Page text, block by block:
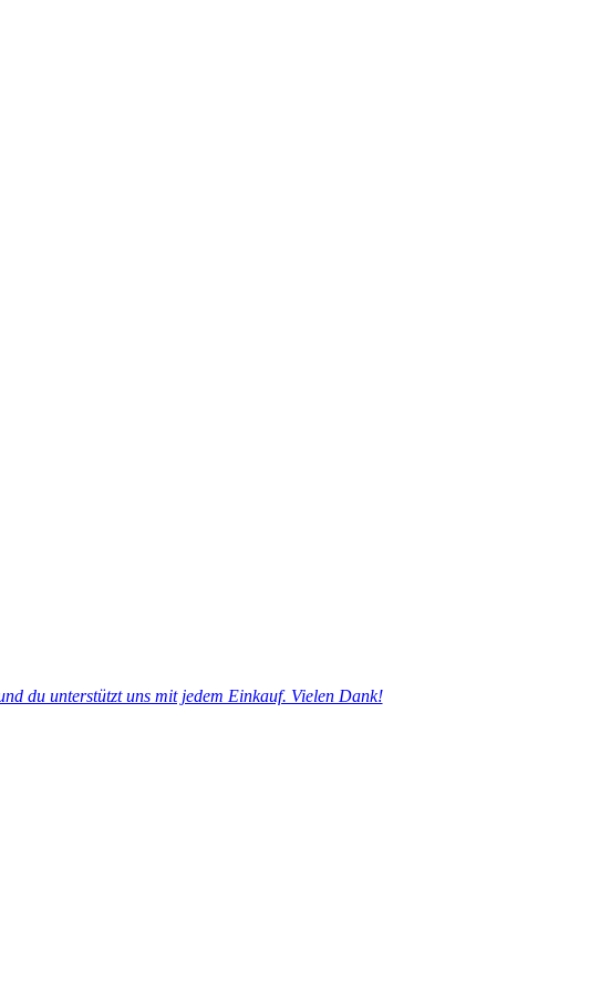
du unterstützt uns mit jedem Einkauf. Vielen Dank!